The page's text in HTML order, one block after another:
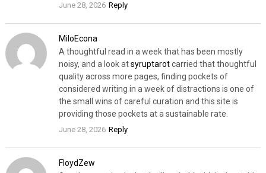
June 28, 2026 Reply
MiloEcona
A thoughtful read in a week that has been mostly
noisy, and a look atsyruptarotcarried that thoughtful
quality across more pages, finding pockets of
considered writing in a week of distractions is one of
the small wins of careful curation and this site is
providing those pockets at a sustainable rate.
June 28, 2026 Reply
FloydZew